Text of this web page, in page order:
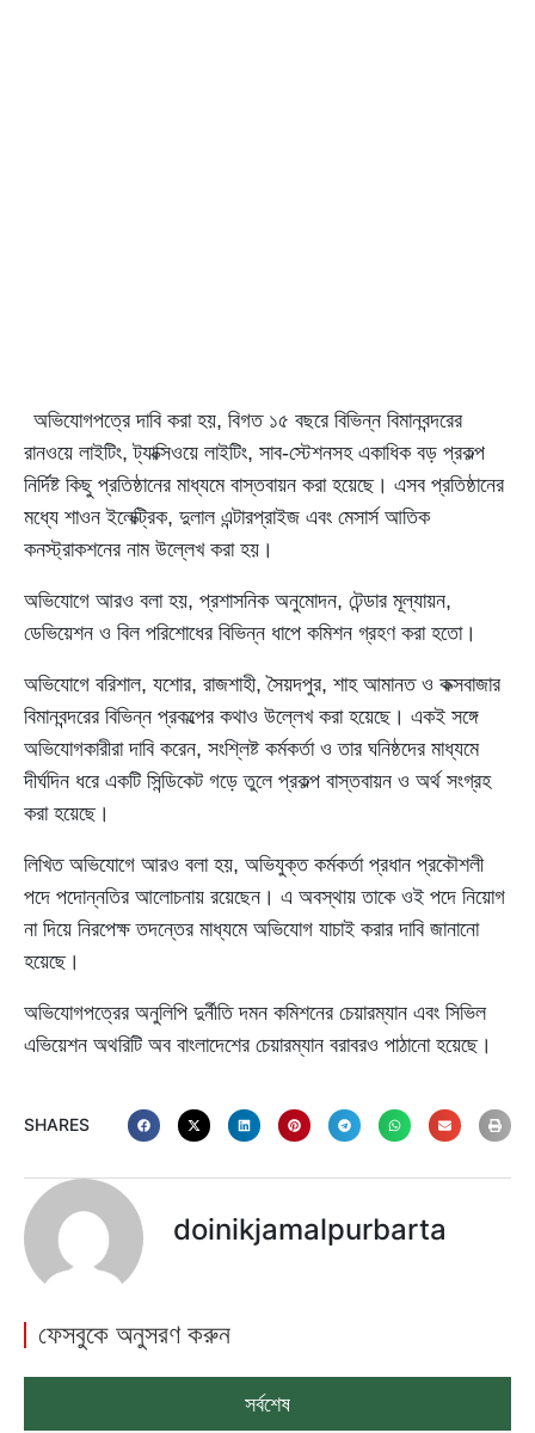
অভিযোগপত্রে দাবি করা হয়, বিগত ১৫ বছরে বিভিন্ন বিমানবন্দরের
রানওয়ে লাইটিং, ট্যাক্সিওয়ে লাইটিং, সাব-স্টেশনসহ একাধিক বড় প্রকল্প
নির্দিষ্ট কিছু প্রতিষ্ঠানের মাধ্যমে বাস্তবায়ন করা হয়েছে। এসব প্রতিষ্ঠানের
মধ্যে শাওন ইলেক্ট্রিক, দুলাল এন্টারপ্রাইজ এবং মেসার্স আতিক
কনস্ট্রাকশনের নাম উল্লেখ করা হয়।
অভিযোগে আরও বলা হয়, প্রশাসনিক অনুমোদন, টেন্ডার মূল্যায়ন,
ডেভিয়েশন ও বিল পরিশোধের বিভিন্ন ধাপে কমিশন গ্রহণ করা হতো।
অভিযোগে বরিশাল, যশোর, রাজশাহী, সৈয়দপুর, শাহ আমানত ও কক্সবাজার
বিমানবন্দরের বিভিন্ন প্রকল্পের কথাও উল্লেখ করা হয়েছে। একই সঙ্গে
অভিযোগকারীরা দাবি করেন, সংশ্লিষ্ট কর্মকর্তা ও তার ঘনিষ্ঠদের মাধ্যমে
দীর্ঘদিন ধরে একটি সিন্ডিকেট গড়ে তুলে প্রকল্প বাস্তবায়ন ও অর্থ সংগ্রহ
করা হয়েছে।
লিখিত অভিযোগে আরও বলা হয়, অভিযুক্ত কর্মকর্তা প্রধান প্রকৌশলী
পদে পদোন্নতির আলোচনায় রয়েছেন। এ অবস্থায় তাকে ওই পদে নিয়োগ
না দিয়ে নিরপেক্ষ তদন্তের মাধ্যমে অভিযোগ যাচাই করার দাবি জানানো
হয়েছে।
অভিযোগপত্রের অনুলিপি দুর্নীতি দমন কমিশনের চেয়ারম্যান এবং সিভিল
এভিয়েশন অথরিটি অব বাংলাদেশের চেয়ারম্যান বরাবরও পাঠানো হয়েছে।
SHARES
doinikjamalpurbarta
ফেসবুকে অনুসরণ করুন
সর্বশেষ